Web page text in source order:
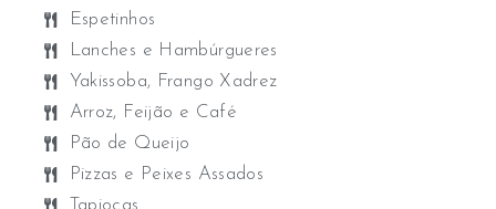
Espetinhos
Lanches e Hambúrgueres
Yakissoba, Frango Xadrez ​
Arroz, Feijão e Café
Pão de Queijo
Pizzas e Peixes Assados